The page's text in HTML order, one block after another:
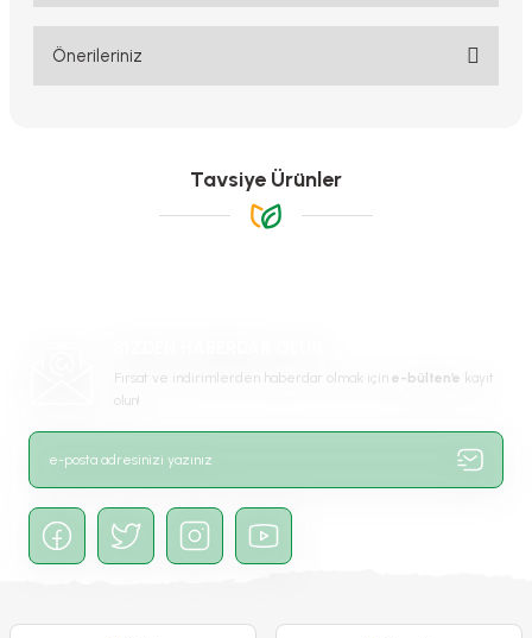
Önerileriniz
Görüş ve önerileriniz için teşekkür ederiz.
Ürün resmi kalitesiz, bozuk veya görüntülenemiyor.
Gönder
Tavsiye Ürünler
Küpe Çiçeği Fidesi – Fuchsia
35,00 TL
Fırsat ve indirimlerden haberdar olmak için e-bülten’e kayıt
olun!